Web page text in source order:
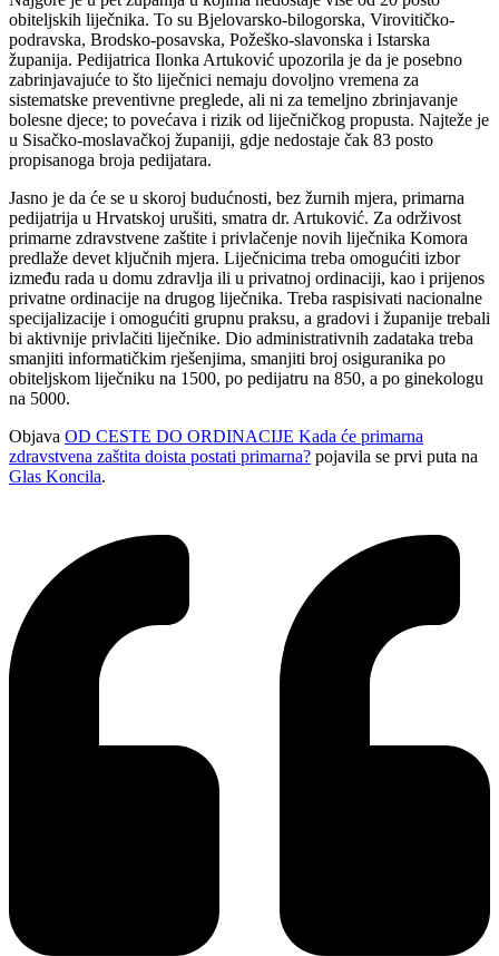
obiteljskih liječnika. To su Bjelovarsko-bilogorska, Virovitičko-
podravska, Brodsko-posavska, Požeško-slavonska i Istarska
županija. Pedijatrica Ilonka Artuković upozorila je da je posebno
zabrinjavajuće to što liječnici nemaju dovoljno vremena za
sistematske preventivne preglede, ali ni za temeljno zbrinjavanje
bolesne djece; to povećava i rizik od liječničkog propusta. Najteže je
u Sisačko-moslavačkoj županiji, gdje nedostaje čak 83 posto
propisanoga broja pedijatara.
Jasno je da će se u skoroj budućnosti, bez žurnih mjera, primarna
pedijatrija u Hrvatskoj urušiti, smatra dr. Artuković. Za održivost
primarne zdravstvene zaštite i privlačenje novih liječnika Komora
predlaže devet ključnih mjera. Liječnicima treba omogućiti izbor
između rada u domu zdravlja ili u privatnoj ordinaciji, kao i prijenos
privatne ordinacije na drugog liječnika. Treba raspisivati nacionalne
specijalizacije i omogućiti grupnu praksu, a gradovi i županije trebali
bi aktivnije privlačiti liječnike. Dio administrativnih zadataka treba
smanjiti informatičkim rješenjima, smanjiti broj osiguranika po
obiteljskom liječniku na 1500, po pedijatru na 850, a po ginekologu
na 5000.
Objava OD CESTE DO ORDINACIJE Kada će primarna
zdravstvena zaštita doista postati primarna? pojavila se prvi puta na
Glas Koncila.